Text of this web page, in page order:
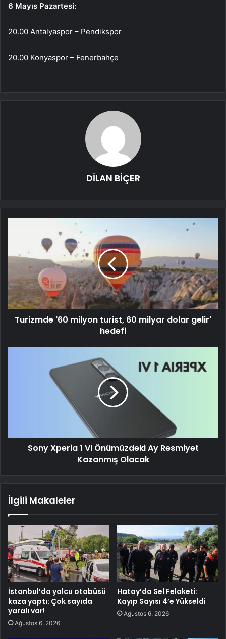
6 Mayıs Pazartesi:
20.00 Antalyaspor – Pendikspor
20.00 Konyaspor – Fenerbahçe
DİLAN BİÇER
Turizmde '60 milyon turist, 60 milyar dolar gelir'
hedefi
Sony Xperia 1 VI Önümüzdeki Ay Resmiyet
Kazanmış Olacak
İlgili Makaleler
İstanbul’da yolcu otobüsü
kaza yaptı: Çok sayıda
yaralı var!
Ağustos 6, 2026
Hatay’da Sel Felaketi:
Kayıp Sayısı 4’e Yükseldi
Ağustos 6, 2026